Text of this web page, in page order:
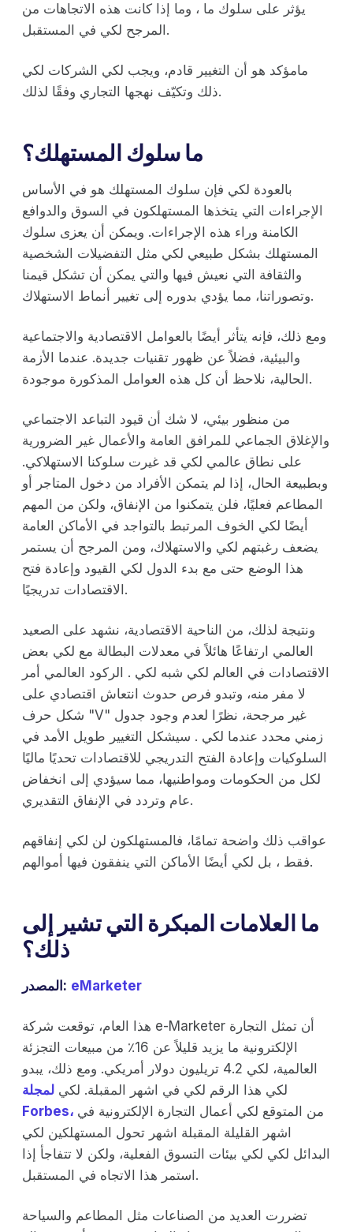
يؤثر على سلوك ما ، وما إذا كانت هذه الاتجاهات من
المرجح لكي في المستقبل.
مامؤكد هو أن التغيير قادم، ويجب لكي الشركات لكي
ذلك وتكيّف نهجها التجاري وفقًا لذلك.
ما سلوك المستهلك؟
بالعودة لكي فإن سلوك المستهلك هو في الأساس
الإجراءات التي يتخذها المستهلكون في السوق والدوافع
الكامنة وراء هذه الإجراءات. ويمكن أن يعزى سلوك
المستهلك بشكل طبيعي لكي مثل التفضيلات الشخصية
والثقافة التي نعيش فيها والتي يمكن أن تشكل قيمنا
وتصوراتنا، مما يؤدي بدوره إلى تغيير أنماط الاستهلاك.
ومع ذلك، فإنه يتأثر أيضًا بالعوامل الاقتصادية والاجتماعية
والبيئية، فضلاً عن ظهور تقنيات جديدة. عندما الأزمة
الحالية، نلاحظ أن كل هذه العوامل المذكورة موجودة.
من منظور بيئي، لا شك أن قيود التباعد الاجتماعي
والإغلاق الجماعي للمرافق العامة والأعمال غير الضرورية
على نطاق عالمي لكي قد غيرت سلوكنا الاستهلاكي.
وبطبيعة الحال، إذا لم يتمكن الأفراد من دخول المتاجر أو
المطاعم فعليًا، فلن يتمكنوا من الإنفاق، ولكن من المهم
أيضًا لكي الخوف المرتبط بالتواجد في الأماكن العامة
يضعف رغبتهم لكي والاستهلاك، ومن المرجح أن يستمر
هذا الوضع حتى مع بدء الدول لكي القيود وإعادة فتح
الاقتصادات تدريجيًا.
ونتيجة لذلك، من الناحية الاقتصادية، نشهد على الصعيد
العالمي ارتفاعًا هائلاً في معدلات البطالة مع لكي بعض
الاقتصادات في العالم لكي شبه لكي . الركود العالمي أمر
لا مفر منه، وتبدو فرص حدوث انتعاش اقتصادي على
شكل حرف "V" غير مرجحة، نظرًا لعدم وجود جدول
زمني محدد عندما لكي . سيشكل التغيير طويل الأمد في
السلوكيات وإعادة الفتح التدريجي للاقتصادات تحديًا ماليًا
لكل من الحكومات ومواطنيها، مما سيؤدي إلى انخفاض
عام وتردد في الإنفاق التقديري.
عواقب ذلك واضحة تمامًا، فالمستهلكون لن لكي إنفاقهم
فقط ، بل لكي أيضًا الأماكن التي ينفقون فيها أموالهم.
ما العلامات المبكرة التي تشير إلى
ذلك؟
المصدر: eMarketer
هذا العام، توقعت شركة e-Marketer أن تمثل التجارة
الإلكترونية ما يزيد قليلاً عن 16٪ من مبيعات التجزئة
العالمية، لكي 4.2 تريليون دولار أمريكي. ومع ذلك، يبدو
لكي هذا الرقم لكي في اشهر المقبلة. لكي لمجلة
Forbes،
اشهر القليلة المقبلة اشهر تحول المستهلكين لكي
البدائل لكي لكي بيئات التسوق الفعلية، ولكن لا تتفاجأ إذا
استمر هذا الاتجاه في المستقبل.
تضررت العديد من الصناعات مثل المطاعم والسياحة